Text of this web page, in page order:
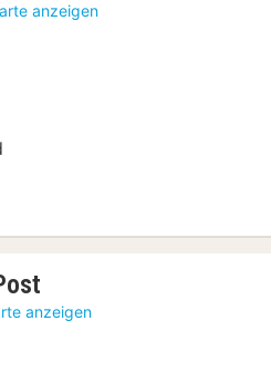
anzeigen
Nacht
anzeigen